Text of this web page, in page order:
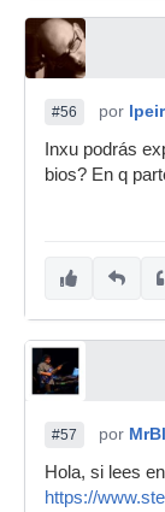
#56 por
Inxu podrás
bios? En q
#57 por
Hola, si lees
https://